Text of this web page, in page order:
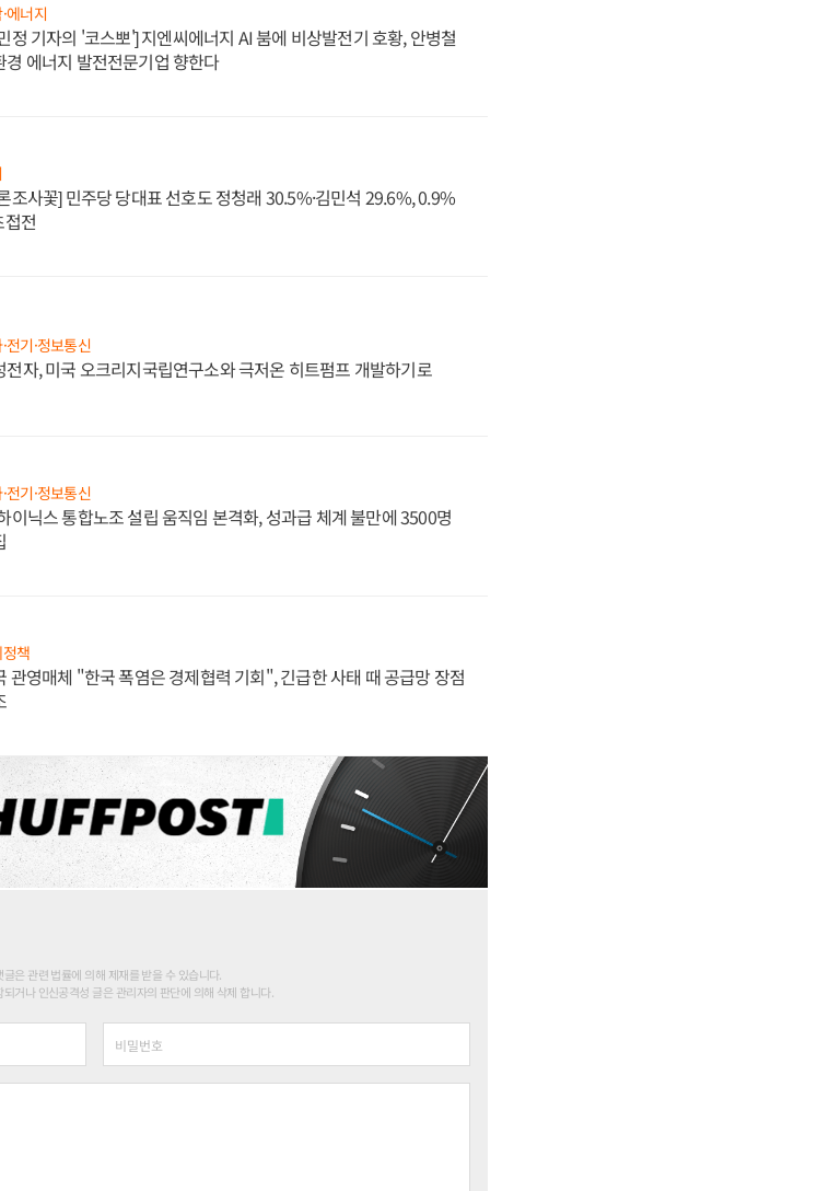
에너지
정 기자의 '코스뽀'] 지엔씨에너지 AI 붐에 비상발전기 호황, 안병철
경 에너지 발전전문기업 향한다
조사꽃] 민주당 당대표 선호도 정청래 30.5%·김민석 29.6%, 0.9%
전
전기·정보통신
전자, 미국 오크리지국립연구소와 극저온 히트펌프 개발하기로
전기·정보통신
이닉스 통합노조 설립 움직임 본격화, 성과급 체계 불만에 3500명
책
관영매체 "한국 폭염은 경제협력 기회", 긴급한 사태 때 공급망 장점
은 관련 법률에 의해 제재를 받을 수 있습니다.
거나 인신공격성 글은 관리자의 판단에 의해 삭제 합니다.